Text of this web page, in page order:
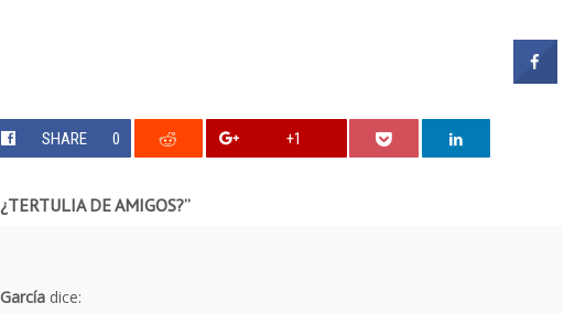
SHARE 0 +1
¿TERTULIA DE AMIGOS?”
dice: